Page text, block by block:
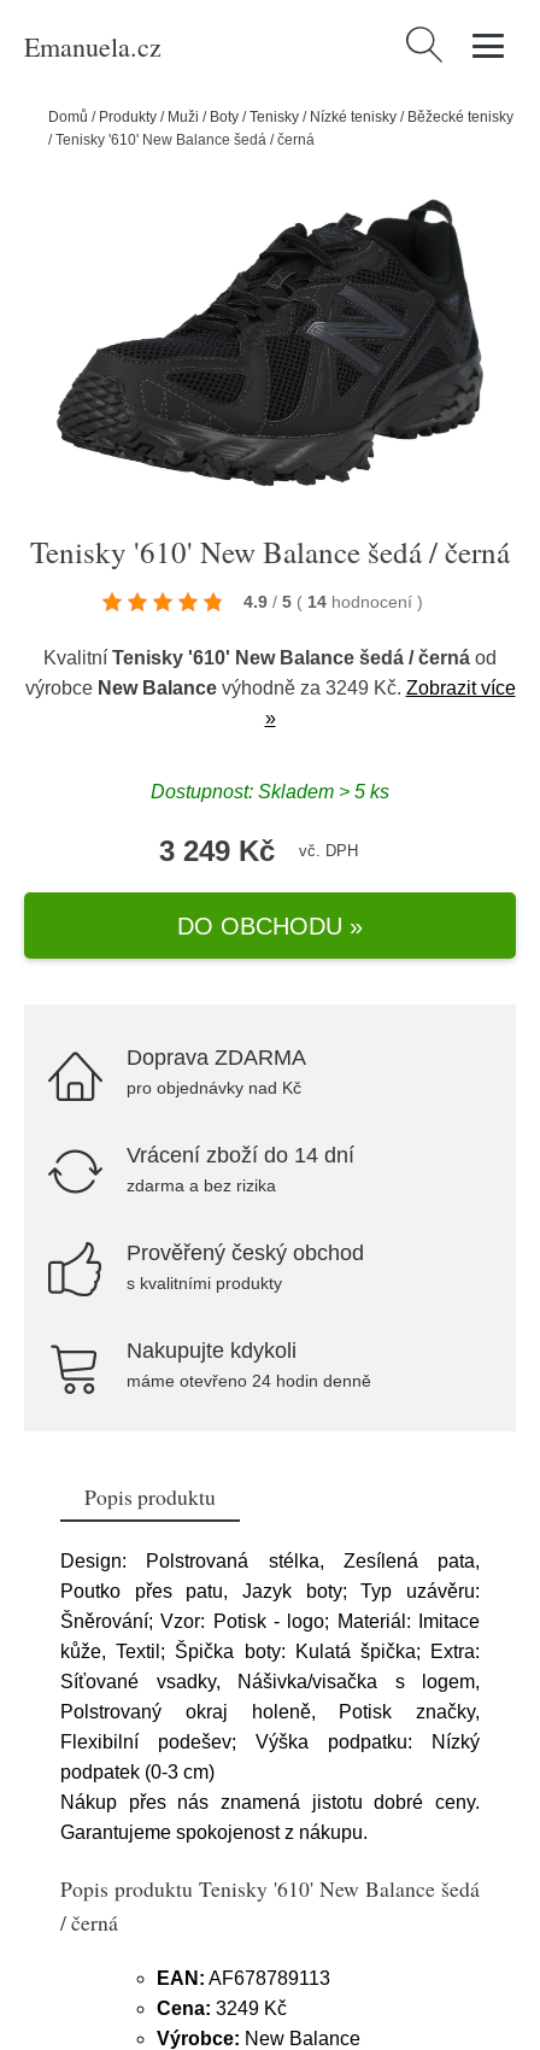
Emanuela.cz Vyhledávání
Domů / Produkty / Muži / Boty /Tenisky / Nízké tenisky / Běžecké tenisky
/Tenisky '610' New Balance šedá / černá
Tenisky '610' New Balance šedá / černá
4.9 / 5 ( 14 hodnocení )
Kvalitní Tenisky '610' New Balance šedá / černá od
výrobce New Balancevýhodně za 3249 Kč. Zobrazit více
»
Dostupnost: Skladem > 5 ks
3 249 Kč vč. DPH
DO OBCHODU »
Doprava ZDARMA
pro objednávky nad Kč
Vrácení zboží do 14 dní
zdarma a bez rizika
Prověřený český obchod
s kvalitními produkty
Nakupujte kdykoli
máme otevřeno 24 hodin denně
Popis produktu
Design: Polstrovaná stélka, Zesílená pata,
Poutko přes patu, Jazyk boty; Typ uzávěru:
Šněrování; Vzor: Potisk - logo; Materiál: Imitace
kůže, Textil; Špička boty: Kulatá špička; Extra:
Síťované vsadky, Nášivka/visačka s logem,
Polstrovaný okraj holeně, Potisk značky,
Flexibilní podešev; Výška podpatku: Nízký
podpatek (0-3 cm)
Nákup přes nás znamená jistotu dobré ceny.
Garantujeme spokojenost z nákupu.
Popis produktu Tenisky '610' New Balance šedá
/ černá
EAN: AF678789113
Cena: 3249 Kč
Výrobce: New Balance